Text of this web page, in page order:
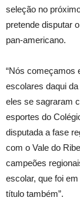
seleção no
pretende disputar
pan-americano.
“Nós começamos
escolares daqui
eles se sagraram
esportes do
disputada a fase
com o Vale do
campeões
escolar, que foi
título também”.